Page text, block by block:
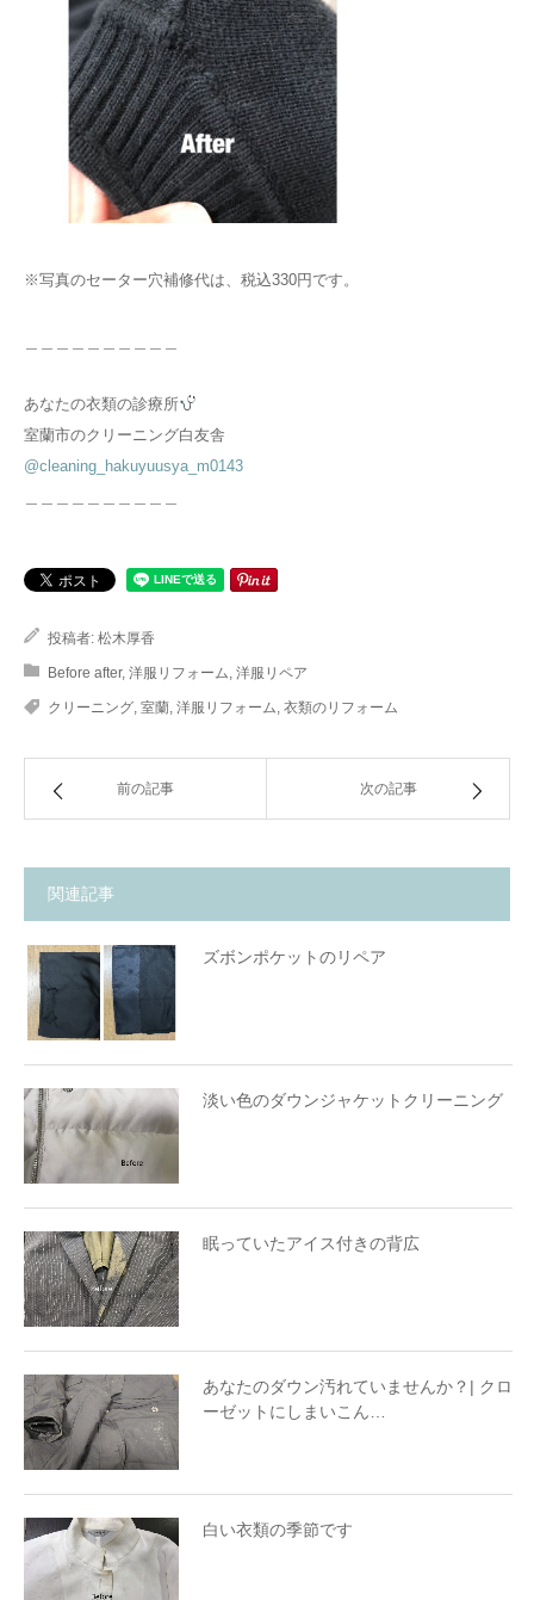
※写真のセーター穴補修代は、税込330円です。
あなたの衣類の診療所
室蘭市のクリーニング白友舎
@cleaning_hakuyuusya_m0143
投稿者: 松木厚香
Before after, 洋服リフォーム, 洋服リペア
クリーニング, 室蘭, 洋服リフォーム, 衣類のリフォーム
前の記事 次の記事
関連記事
ズボンポケットのリペア
淡い色のダウンジャケットクリーニング
眠っていたアイス付きの背広
あなたのダウン汚れていませんか？| クロ
ーゼットにしまいこん…
白い衣類の季節です